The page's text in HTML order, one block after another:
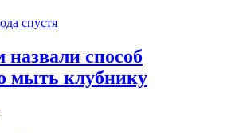
спустя
назвали способ
мыть клубнику